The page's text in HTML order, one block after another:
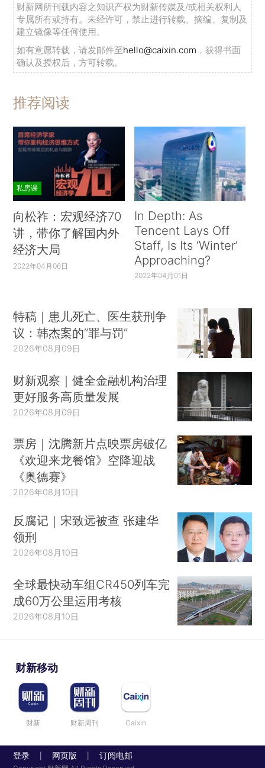
财新网所刊载内容之知识产权为财新传媒及/或相关权利人
专属所有或持有。未经许可，禁止进行转载、摘编、复制及
建立镜像等任何使用。
如有意愿转载，请发邮件至hello@caixin.com ，获得书面
确认及授权后，方可转载。
推荐阅读
私房课
向松祚：宏观经济70
讲，带你了解国内外
经济大局
2022年04月06日
In Depth: As
Tencent Lays Off
Staff, Is Its ‘Winter’
Approaching?
2022年04月01日
特稿｜患儿死亡、医生获刑争
议：韩杰案的“罪与罚”
2026年08月09日
财新观察｜健全金融机构治理
更好服务高质量发展
2026年08月09日
票房｜沈腾新片点映票房破亿
《欢迎来龙餐馆》空降迎战
《奥德赛》
2026年08月10日
反腐记｜宋致远被查 张建华
领刑
2026年08月10日
全球最快动车组CR450列车完
成60万公里运用考核
2026年08月10日
财新移动
财新 财新周刊 Caixin
登录 网页版 订阅电邮